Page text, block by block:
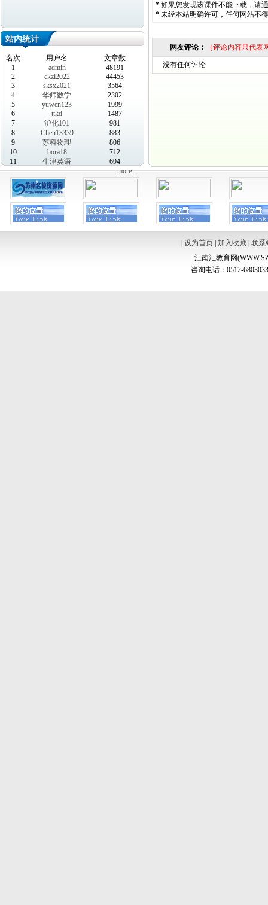
站内统计
名次 用户名
文章数
1
admin
48191
2
ckzl2022
44453
3
sksx2021
3564
4
华师数学
2302
5
yuwen123
1999
6
ttkd
1487
7
沪化101
981
8
Chen13339
883
9
苏科物理
806
10
bora18
712
11
牛津英语
694
more...
* 如果您发现该课件不能下载，请
* 未经本站明确许可，任何网站不
网友评论： （评论内容只代
没有任何评论
设为首页| 加入收藏| 联系
江南汇教育网
咨询电话：0512-